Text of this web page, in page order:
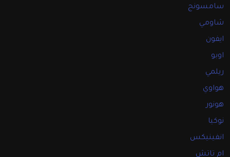
سامسونج
شاومي
ايفون
اوبو
ريلمي
هواوي
هونور
نوكيا
انفينيكس
ام تاتش